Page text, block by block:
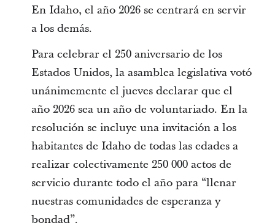
En Idaho, el año 2026 se centrará en servir
a los demás.
Para celebrar el 250 aniversario de los
Estados Unidos, la asamblea legislativa votó
unánimemente el jueves declarar que el
año 2026 sea un año de voluntariado. En la
resolución se incluye una invitación a los
habitantes de Idaho de todas las edades a
realizar colectivamente 250 000 actos de
servicio durante todo el año para “llenar
nuestras comunidades de esperanza y
bondad”.